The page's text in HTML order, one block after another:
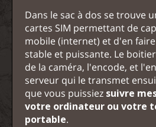
Dans le sac à dos se trouve
cartes SIM permettant de
mobile (internet) et d'en
stable et puissante. Le
de la caméra, l'encode, et
serveur qui le transmet
que vous puissiez suivre
votre ordinateur ou votre
portable.